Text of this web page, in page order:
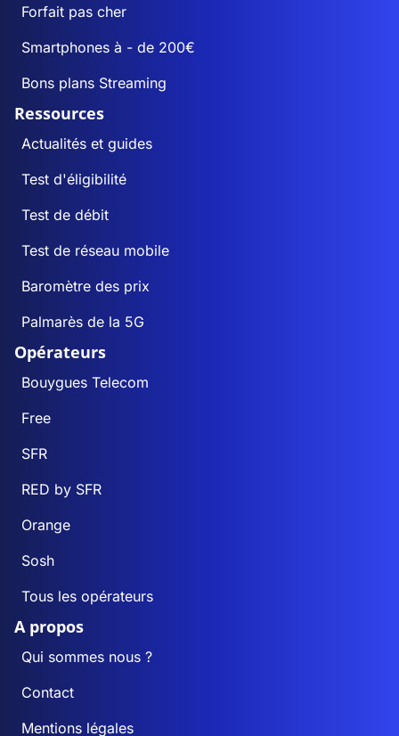
Forfait pas cher
Smartphones à - de 200€
Bons plans Streaming
Ressources
Actualités et guides
Test d'éligibilité
Test de débit
Test de réseau mobile
Baromètre des prix
Palmarès de la 5G
Opérateurs
Bouygues Telecom
Free
SFR
RED by SFR
Orange
Sosh
Tous les opérateurs
A propos
Qui sommes nous ?
Contact
Mentions légales